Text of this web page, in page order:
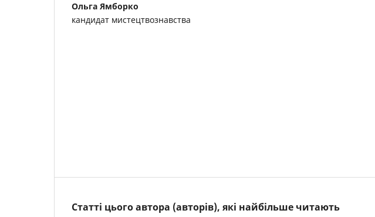
Ольга Ямборко
кандидат мистецтвознавства
Статті цього автора (авторів), які найбільше читають